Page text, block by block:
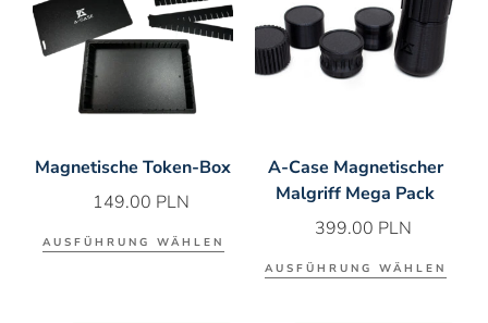
Magnetische Token-Box
149.00 PLN
AUSFÜHRUNG WÄHLEN
A-Case Magnetischer
Malgriff Mega Pack
399.00 PLN
AUSFÜHRUNG WÄHLEN